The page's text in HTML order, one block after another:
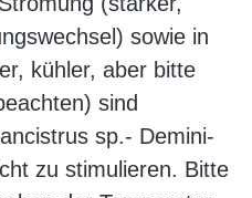
sowie in
kühler, aber bitte
sind
sp.- Demini-
zu stimulieren. Bitte